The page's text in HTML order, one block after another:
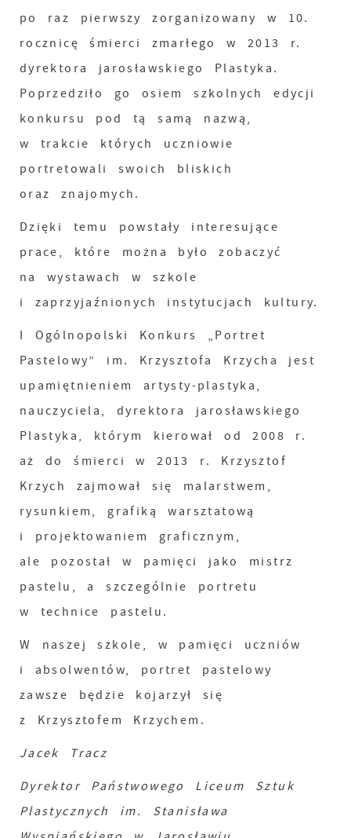
po raz pierwszy zorganizowany w 10.
rocznicę śmierci zmarłego w 2013 r.
dyrektora jarosławskiego Plastyka.
Poprzedziło go osiem szkolnych edycji
konkursu pod tą samą nazwą,
w trakcie których uczniowie
portretowali swoich bliskich
oraz znajomych.
Dzięki temu powstały interesujące
prace, które można było zobaczyć
na wystawach w szkole
i zaprzyjaźnionych instytucjach kultury.
I Ogólnopolski Konkurs „Portret
Pastelowy” im. Krzysztofa Krzycha jest
upamiętnieniem artysty-plastyka,
nauczyciela, dyrektora jarosławskiego
Plastyka, którym kierował od 2008 r.
aż do śmierci w 2013 r. Krzysztof
Krzych zajmował się malarstwem,
rysunkiem, grafiką warsztatową
i projektowaniem graficznym,
ale pozostał w pamięci jako mistrz
pastelu, a szczególnie portretu
w technice pastelu.
W naszej szkole, w pamięci uczniów
i absolwentów, portret pastelowy
zawsze będzie kojarzył się
z Krzysztofem Krzychem.
Jacek Tracz
Dyrektor Państwowego Liceum Sztuk
Plastycznych im. Stanisława